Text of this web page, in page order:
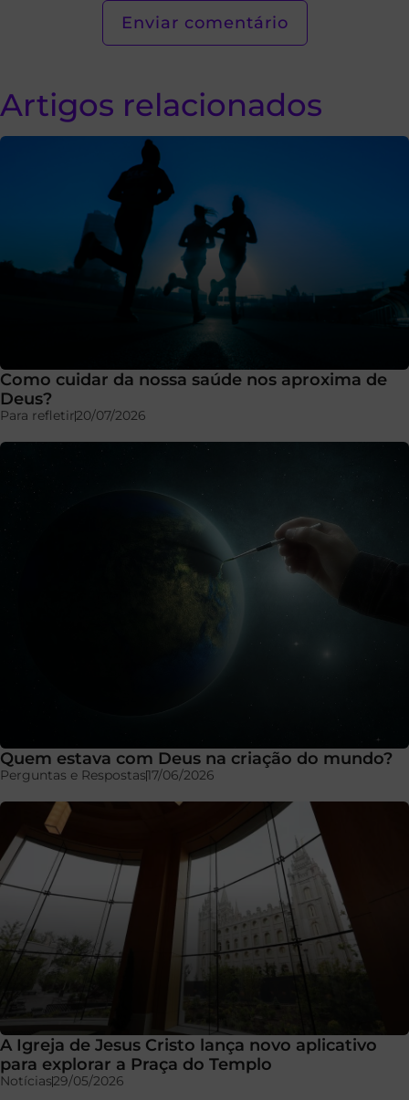
Artigos relacionados
Como cuidar da nossa saúde nos aproxima de
Deus?
Para refletir20/07/2026
Quem estava com Deus na criação do mundo?
Perguntas e Respostas17/06/2026
A Igreja de Jesus Cristo lança novo aplicativo
para explorar a Praça do Templo
Notícias29/05/2026